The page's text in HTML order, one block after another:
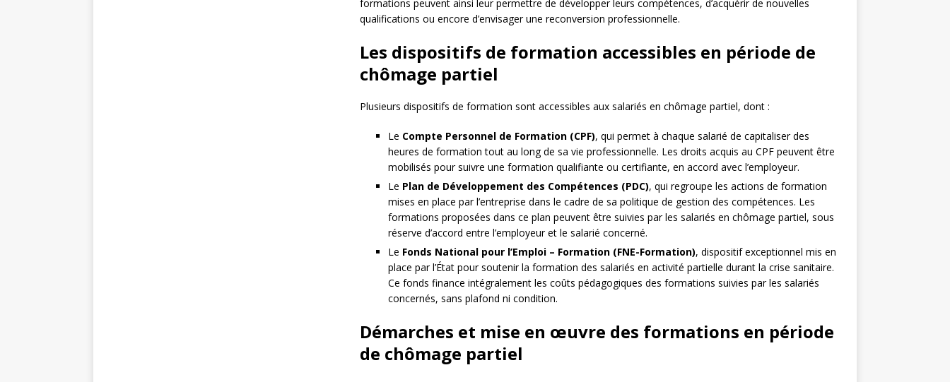
formations peuvent ainsi leur permettre de développer leurs compétences, d’acquérir de nouvelles
qualifications ou encore d’envisager une reconversion professionnelle.
Les dispositifs de formation accessibles en période de
chômage partiel
Plusieurs dispositifs de formation sont accessibles aux salariés en chômage partiel, dont :
Le Compte Personnel de Formation (CPF), qui permet à chaque salarié de capitaliser des
heures de formation tout au long de sa vie professionnelle. Les droits acquis au CPF peuvent être
mobilisés pour suivre une formation qualifiante ou certifiante, en accord avec l’employeur.
Le Plan de Développement des Compétences (PDC), qui regroupe les actions de formation
mises en place par l’entreprise dans le cadre de sa politique de gestion des compétences. Les
formations proposées dans ce plan peuvent être suivies par les salariés en chômage partiel, sous
réserve d’accord entre l’employeur et le salarié concerné.
Le Fonds National pour l’Emploi – Formation (FNE-Formation), dispositif exceptionnel mis en
place par l’État pour soutenir la formation des salariés en activité partielle durant la crise sanitaire.
Ce fonds finance intégralement les coûts pédagogiques des formations suivies par les salariés
concernés, sans plafond ni condition.
Démarches et mise en œuvre des formations en période
de chômage partiel